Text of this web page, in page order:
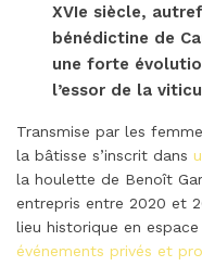
XVIe siècle,
bénédictine de
une forte
l’essor de la
Transmise par les
la bâtisse s’inscrit dans
la houlette de Benoît
entrepris entre 2020 et
lieu historique en
événements privés et